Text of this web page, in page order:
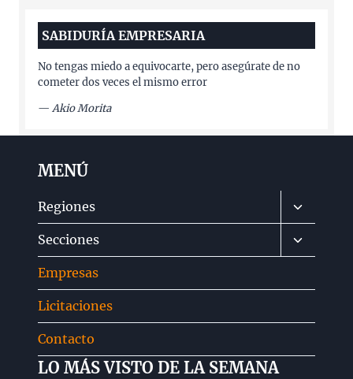
SABIDURÍA EMPRESARIA
No tengas miedo a equivocarte, pero asegúrate de no
cometer dos veces el mismo error
— Akio Morita
MENÚ
Regiones
Alternar
menú
hijo
Secciones
Alternar
menú
Empresas
Licitaciones
Contacto
LO MÁS VISTO DE LA SEMANA